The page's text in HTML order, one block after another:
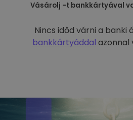
Vásárolj -t bankkártyával
Nincs időd várni a banki
bankkártyáddal azonnal